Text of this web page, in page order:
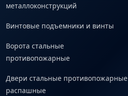
металлоконструкций
Винтовые подъемники и винты
Ворота стальные
противопожарные
Двери стальные противопожарные
распашные